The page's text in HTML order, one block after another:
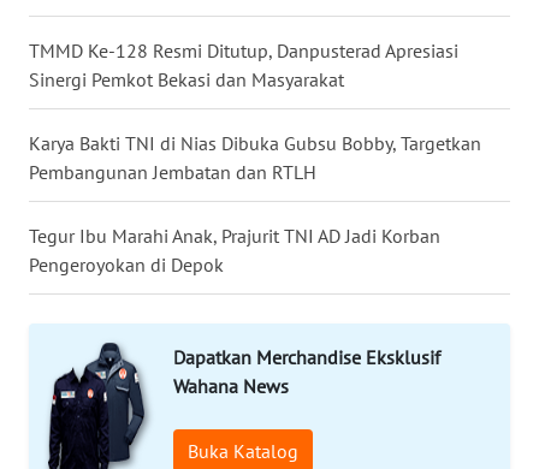
TMMD Ke-128 Resmi Ditutup, Danpusterad Apresiasi
Sinergi Pemkot Bekasi dan Masyarakat
Karya Bakti TNI di Nias Dibuka Gubsu Bobby, Targetkan
Pembangunan Jembatan dan RTLH
Tegur Ibu Marahi Anak, Prajurit TNI AD Jadi Korban
Pengeroyokan di Depok
Dapatkan Merchandise Eksklusif
Wahana News
Buka Katalog
WN
DANAU
TOBA
WN
NIAS
WN
LANGKAT
TAPANULI
SELATAN
WN
TANJUNG